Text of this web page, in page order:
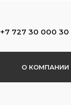
+7 727 30 000 30
О КОМПАНИИ